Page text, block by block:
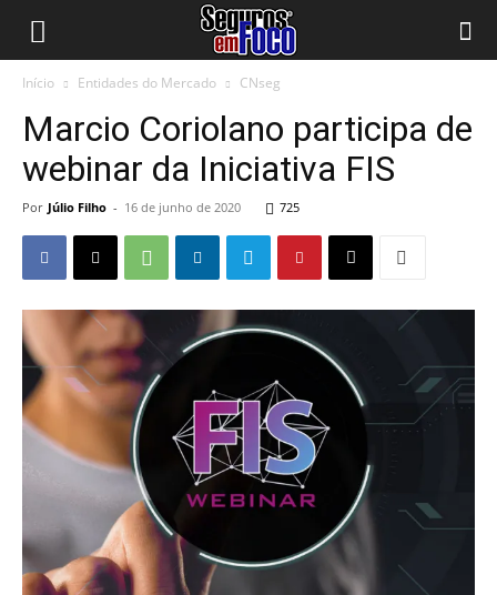
Início Entidades do Mercado CNseg
Marcio Coriolano participa de
webinar da Iniciativa FIS
Por Júlio Filho - 16 de junho de 2020 725